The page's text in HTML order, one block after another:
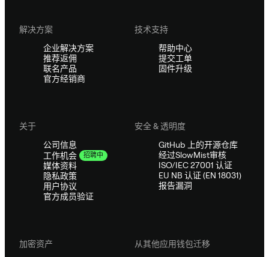
解决方案
企业解决方案
推荐返佣
联名产品
官方经销商
技术支持
帮助中心
提交工单
固件升级
关于
公司信息
工作机会
招聘中
媒体资料
隐私政策
用户协议
官方成员验证
安全 & 透明度
GitHub 上的开源仓库
经过SlowMist审核
ISO/IEC 27001 认证
EU NB 认证 (EN 18031)
报告漏洞
加密资产
从其他应用钱包迁移